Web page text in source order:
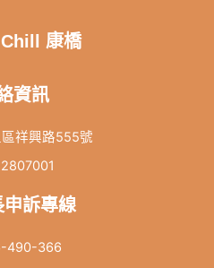
康橋
資訊
祥興路555號
申訴專線
490-366